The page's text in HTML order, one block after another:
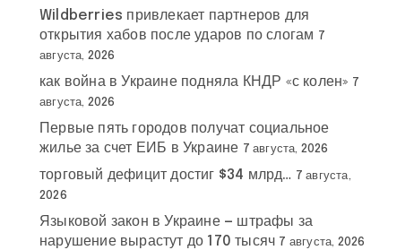
Wildberries привлекает партнеров для
открытия хабов после ударов по слогам 7
августа, 2026
как война в Украине подняла КНДР «с колен» 7
августа, 2026
Первые пять городов получат социальное
жилье за счет ЕИБ в Украине 7 августа, 2026
торговый дефицит достиг $34 млрд… 7 августа,
2026
Языковой закон в Украине — штрафы за
нарушение вырастут до 170 тысяч 7 августа, 2026